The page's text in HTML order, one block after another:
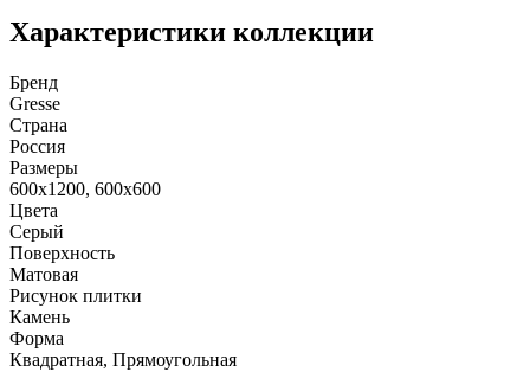
Характеристики коллекции
Бренд
Gresse
Страна
Россия
Размеры
600x1200, 600x600
Цвета
Серый
Поверхность
Матовая
Рисунок плитки
Камень
Форма
Квадратная, Прямоугольная